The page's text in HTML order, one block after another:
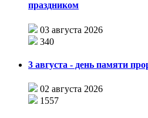
праздником
03 августа 2026
340
3 августа - день памяти
02 августа 2026
1557